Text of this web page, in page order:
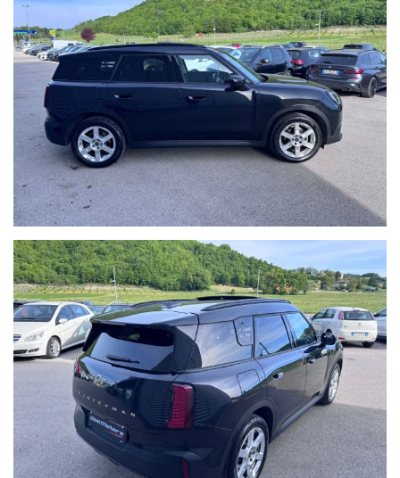
degli stessi in sede che la disponibilità del veicolo direttamente in
sede.
Buon acquisto!